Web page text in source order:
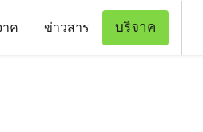
าค ข่าวสาร บริจาค